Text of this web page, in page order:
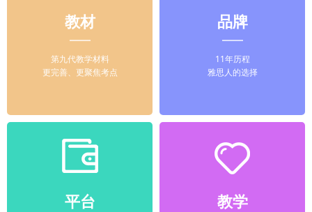
教材
第九代教学材料
更完善、更聚焦考点
品牌
11年历程
雅思人的选择
平台 教学